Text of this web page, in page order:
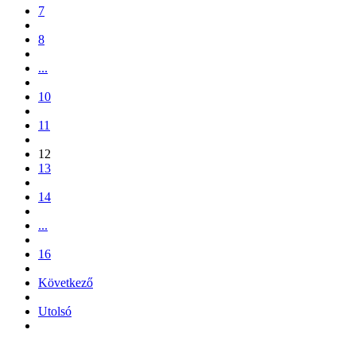
7
8
...
10
11
12
13
14
...
16
Következő
Utolsó